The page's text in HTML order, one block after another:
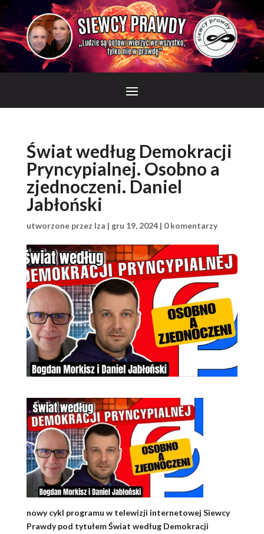
Świat według Demokracji
Pryncypialnej. Osobno a
zjednoczeni. Daniel
Jabłoński
utworzone przez Iza | gru 19, 2024| 0 komentarzy
nowy cykl programu w telewizji internetowej Siewcy
Prawdy pod tytułem Świat według Demokracji